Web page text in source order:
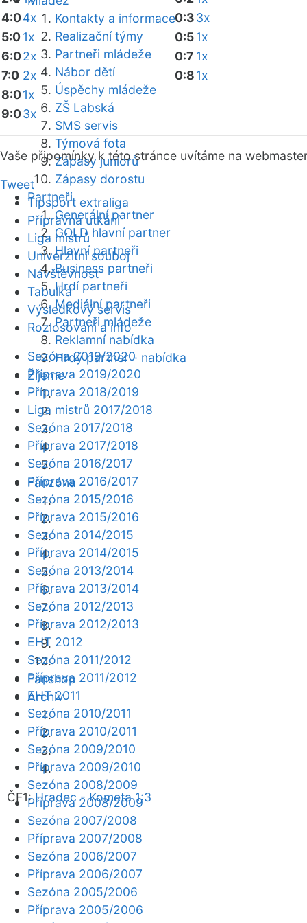
Kontakty a informace
Realizační týmy
Partneři mládeže
Nábor dětí
Úspěchy mládeže
ZŠ Labská
SMS servis
Týmová fota
Zápasy juniorů
Zápasy dorostu
Partneři
Generální partner
GOLD hlavní partner
Hlavní partneři
Business partneři
Hrdí partneři
Mediální partneři
Partneři mládeže
Reklamní nabídka
Hrdý partner - nabídka
Žijeme
Fanzóna
Fanshop
Archiv
ČF1:Hradec - Kometa 1:3
4:04x
5:01x
6:02x
7:0 2x
8:01x
9:03x
0:33x
0:51x
0:7 1x
0:81x
Vaše připomínky k této stránce uvítáme na webmaster
Tweet
Tipsport extraliga
Přípravná utkání
Liga mistrů
Univerzitní souboj
Návštěvnost
Tabulka
Výsledkový servis
Rozlosování a info
Sezóna 2019/2020
Příprava 2019/2020
Příprava 2018/2019
Liga mistrů 2017/2018
Sezóna 2017/2018
Příprava 2017/2018
Sezóna 2016/2017
Příprava 2016/2017
Sezóna 2015/2016
Příprava 2015/2016
Sezóna 2014/2015
Příprava 2014/2015
Sezóna 2013/2014
Příprava 2013/2014
Sezóna 2012/2013
Příprava 2012/2013
EHT 2012
Sezóna 2011/2012
Příprava 2011/2012
EHT 2011
Sezóna 2010/2011
Příprava 2010/2011
Sezóna 2009/2010
Příprava 2009/2010
Sezóna 2008/2009
Příprava 2008/2009
Sezóna 2007/2008
Příprava 2007/2008
Sezóna 2006/2007
Příprava 2006/2007
Sezóna 2005/2006
Příprava 2005/2006